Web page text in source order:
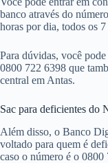
banco através do
horas por dia, todos os 7
Para dúvidas, você
0800 722 6398 que
central em Antas.
Sac para deficientes do
Além disso, o Banco
voltado para quem é
caso o número é o 0800